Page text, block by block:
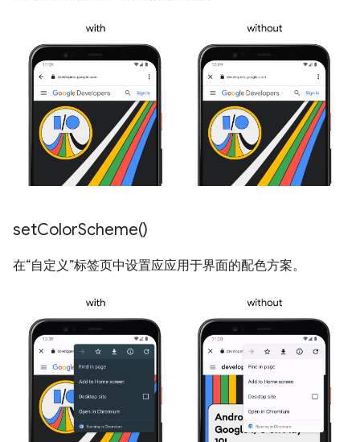
setColorScheme()
在“自定义”标签页中设置应应用于界面的配色方案。